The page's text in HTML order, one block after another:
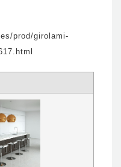
prod/girolami-